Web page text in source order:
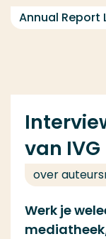
Annual Report
van IVG
over
Werk je